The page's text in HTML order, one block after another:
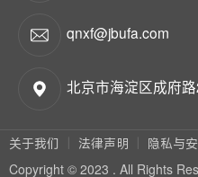
qnxf@jbufa.com
北京市海淀区成府
关于我们 法律声明 隐私与
Copyright © 2023 . All Rights